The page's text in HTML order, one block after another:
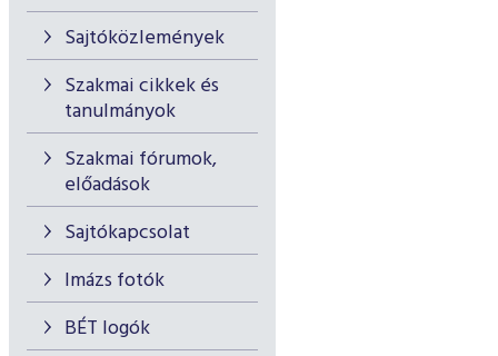
Sajtóközlemények
Szakmai cikkek és
tanulmányok
Szakmai fórumok,
előadások
Sajtókapcsolat
Imázs fotók
BÉT logók